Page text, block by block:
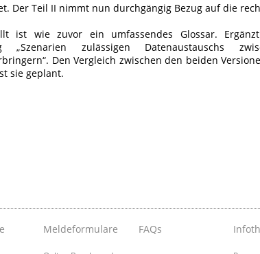
Der Teil II nimmt nun durchgängig Bezug auf die
ist wie zuvor ein umfassendes Glossar.
„Szenarien zulässigen Datenaustauschs
Den Vergleich zwischen den beiden
sie geplant.
Meldeformulare FAQs